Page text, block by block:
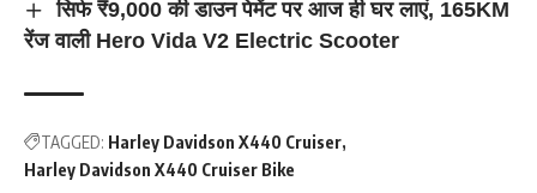
सिर्फ ₹9,000 की डाउन पेमेंट पर आज ही घर लाएं, 165KM
रेंज वाली Hero Vida V2 Electric Scooter
TAGGED: Harley Davidson X440 Cruiser
Harley Davidson X440 Cruiser Bike